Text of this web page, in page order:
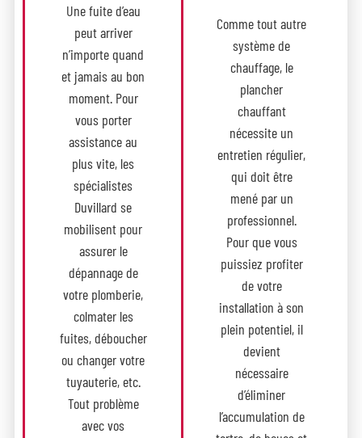
Une fuite d’eau
peut arriver
n’importe quand
et jamais au bon
moment. Pour
vous porter
assistance au
plus vite, les
spécialistes
Duvillard se
mobilisent pour
assurer le
dépannage de
votre plomberie,
colmater les
fuites, déboucher
ou changer votre
tuyauterie, etc.
Tout problème
avec vos
Comme tout autre
système de
chauffage, le
plancher
chauffant
nécessite un
entretien régulier,
qui doit être
mené par un
professionnel.
Pour que vous
puissiez profiter
de votre
installation à son
plein potentiel, il
devient
nécessaire
d’éliminer
l’accumulation de